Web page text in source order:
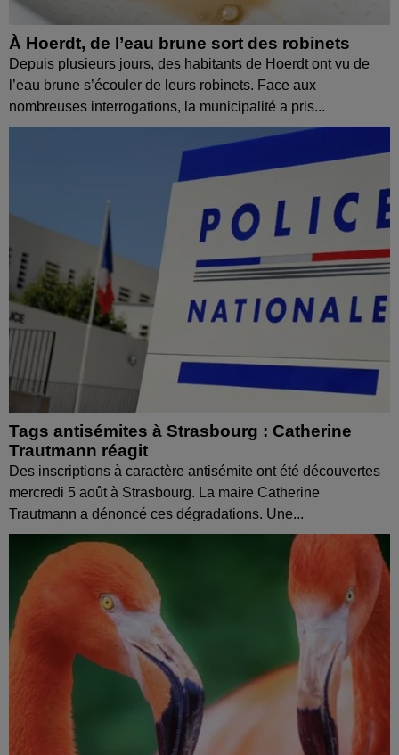
À Hoerdt, de l’eau brune sort des robinets
Depuis plusieurs jours, des habitants de Hoerdt ont vu de
l’eau brune s’écouler de leurs robinets. Face aux
nombreuses interrogations, la municipalité a pris...
Tags antisémites à Strasbourg : Catherine
Trautmann réagit
Des inscriptions à caractère antisémite ont été découvertes
mercredi 5 août à Strasbourg. La maire Catherine
Trautmann a dénoncé ces dégradations. Une...